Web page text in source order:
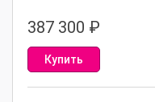
387 300 ₽
Купить